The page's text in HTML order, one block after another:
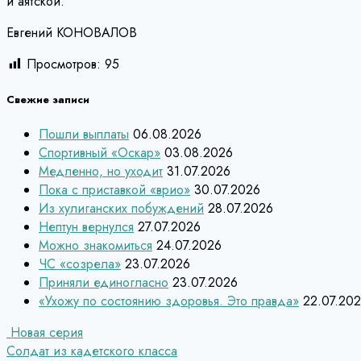
Евгений КОНОВАЛОВ
Просмотров: 95
Свежие записи
Пошли выплаты 06.08.2026
Спортивный «Оскар» 03.08.2026
Медленно, но уходит 31.07.2026
Пока с приставкой «врио» 30.07.2026
Из хулиганских побуждений 28.07.2026
Нептун вернулся 27.07.2026
Можно знакомиться 24.07.2026
ЧС «созрела» 23.07.2026
Приняли единогласно 23.07.2026
«Ухожу по состоянию здоровья. Это правда»
Навигация
Новая серия
Солдат из кадетского класса